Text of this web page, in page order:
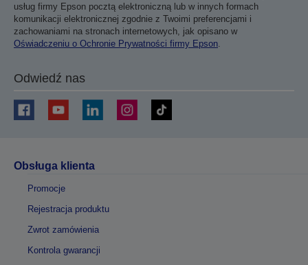
usług firmy Epson pocztą elektroniczną lub w innych formach
komunikacji elektronicznej zgodnie z Twoimi preferencjami i
zachowaniami na stronach internetowych, jak opisano w
Oświadczeniu o Ochronie Prywatności firmy Epson
Odwiedź nas
Obsługa klienta
Promocje
Rejestracja produktu
Zwrot zamówienia
Kontrola gwarancji